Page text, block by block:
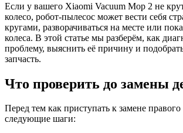
Если у вашего Xiaomi Vacuum Mop 2 не
колесо, робот-пылесос может вести себя
кругами, разворачиваться на месте или
колеса. В этой статье мы разберём, как
проблему, выяснить её причину и
запчасть.
Что проверить до замены
Перед тем как приступать к замене
следующие шаги: